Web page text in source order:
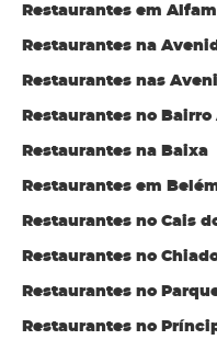
Restaurantes em
Restaurantes na
Restaurantes nas
Restaurantes no
Restaurantes na Baixa
Restaurantes em
Restaurantes no Cais
Restaurantes no
Restaurantes no
Restaurantes no